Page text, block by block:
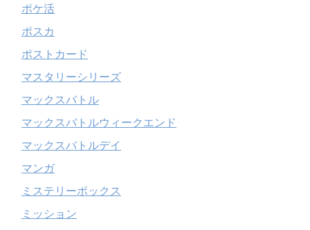
ポケ活
ポスカ
ポストカード
マスタリーシリーズ
マックスバトル
マックスバトルウィークエンド
マックスバトルデイ
マンガ
ミステリーボックス
ミッション